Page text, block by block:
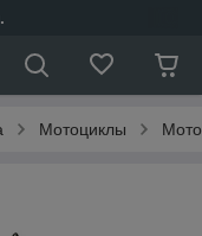
Мотоциклы